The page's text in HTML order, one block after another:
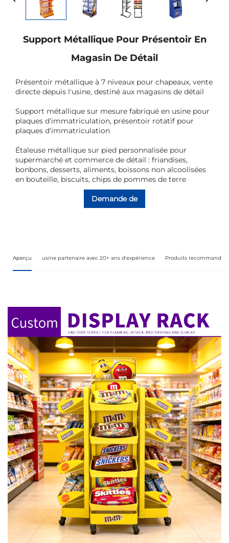
Support Métallique Pour Présentoir En
Magasin De Détail
Présentoir métallique à 7 niveaux pour chapeaux, vente
directe depuis l'usine, destiné aux magasins de détail
Support métallique sur mesure fabriqué en usine pour
plaques d'immatriculation, présentoir rotatif pour
plaques d'immatriculation
Étaleuse métallique sur pied personnalisée pour
supermarché et commerce de détail : friandises,
bonbons, desserts, aliments, boissons non alcoolisées
en bouteille, biscuits, chips de pommes de terre
Demande de
Aperçu usine partenaire avec 20+ ans d'expérience Produits recommandés